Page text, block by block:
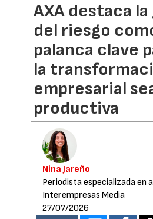
AXA destaca
del riesgo
palanca clave
la
empresarial
productiva
Nina Jareño
Periodista especializada en
Interempresas Media
27/07/2026